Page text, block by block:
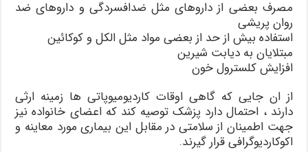
مصرف بعضی از داروهای مثل ضدافسردگی و داروهای ضد
روان پریشی
استفاده بیش از حد از بعضی مواد مثل الکل و کوکائین
مبتلایان به دیابت شیرین
افزایش کلسترول خون
از ان جایی که گاهی اوقات کاردیومیوپاتی ها زمینه ارثی
دارند ، احتمال دارد پزشک توصیه کند که اعضای خانواده نیز
جهت اطمینان از سلامتی در مقابل این بیماری مورد معاینه و
اکوکاردیوگرافی قرار گیرند.